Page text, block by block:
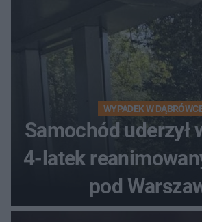
WYPADEK W
Samochód uderzył
4-latek
pod